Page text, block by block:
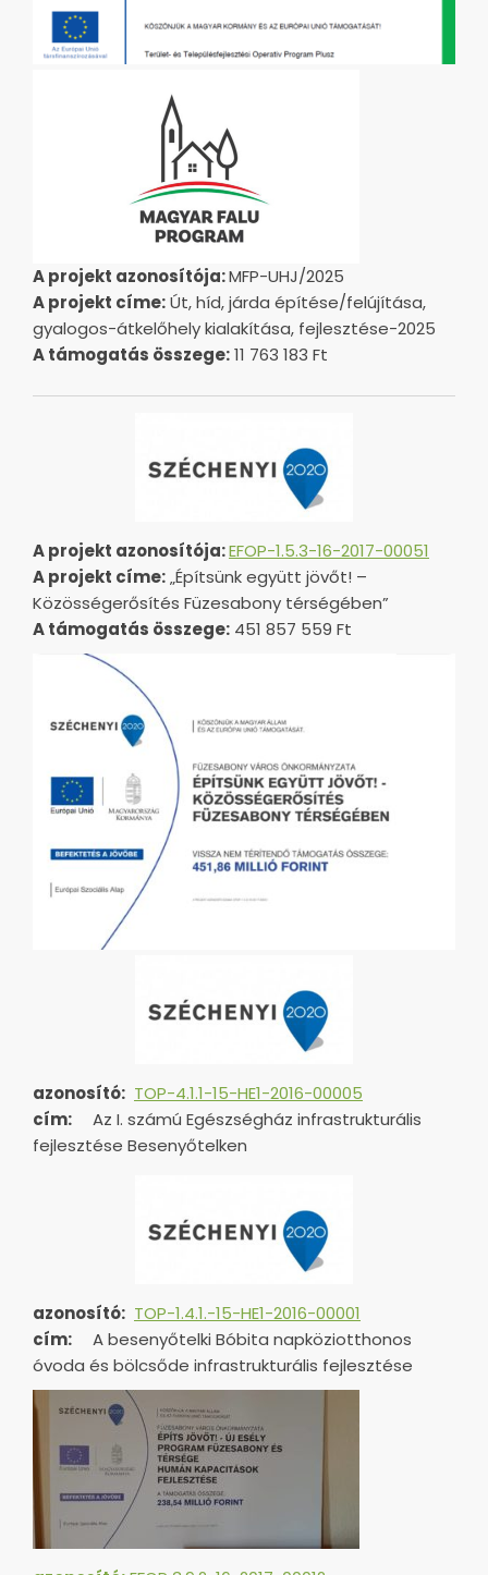
A projekt azonosítója:MFP-UHJ/2025
A projekt címe:Út, híd, járda építése/felújítása,
gyalogos-átkelőhely kialakítása, fejlesztése-2025
A támogatás összege:11 763 183 Ft
A projekt azonosítója:EFOP-1.5.3-16-2017-00051
A projekt címe:„Építsünk együtt jövőt! –
Közösségerősítés Füzesabony térségében”
A támogatás összege: 451 857 559 Ft
azonosító: TOP-4.1.1-15-HE1-2016-00005
cím:
Az I. számú Egészségház infrastrukturális
fejlesztése Besenyőtelken
azonosító: TOP-1.4.1.-15-HE1-2016-00001
cím:
A besenyőtelki Bóbita napköziotthonos
óvoda és bölcsőde infrastrukturális fejlesztése